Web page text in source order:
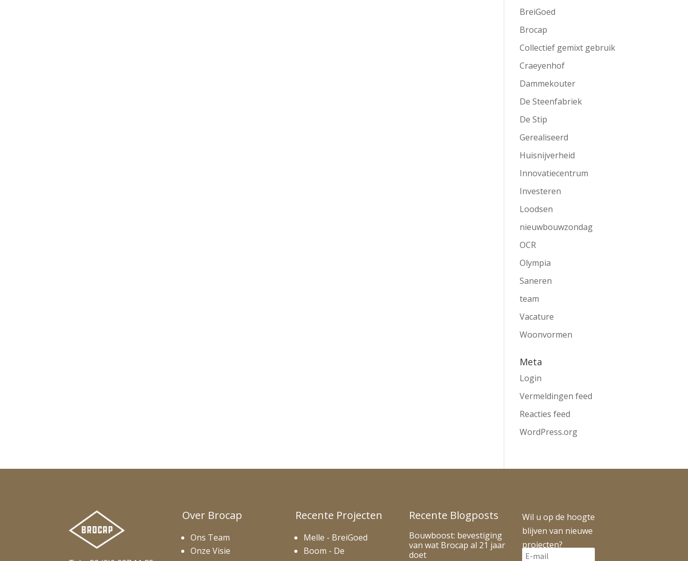
BreiGoed
Brocap
Collectief gemixt gebruik
Craeyenhof
Dammekouter
De Steenfabriek
De Stip
Gerealiseerd
Huisnijverheid
Innovatiecentrum
Investeren
Loodsen
nieuwbouwzondag
OCR
Olympia
Saneren
team
Vacature
Woonvormen
Meta
Login
Vermeldingen feed
Reacties feed
WordPress.org
Over Brocap
Ons Team
Onze Visie
Recente Projecten
Melle - BreiGoed
Boom - De
Recente Blogposts
Bouwboost: bevestiging
van wat Brocap al 21 jaar
doet
Wil u op de hoogte
blijven van nieuwe
projecten?